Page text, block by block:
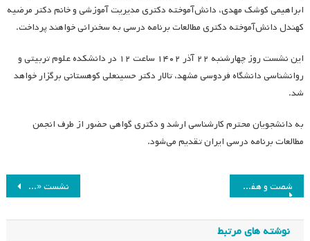
ابراهیمی کوشک مهدی، دانش‌آموخته دکتری مدیریت آموزشی و خانم دکتر مرضیه
کهندل دانش‌آموخته دکتری مطالعات برنامه درسی به سخنرانی خواهند پرداخت.
این نشست روز چهارشنبه ۲۲ آذر ۱۴۰۲ ساعت ۱۲ در دانشکده علوم تربیتی و
روانشناسی دانشگاه فردوسی مشهد، تالار دکتر حسینعلی کوهستانی برگزار خواهد
شد.
به دانشجویان محترم کارشناسی ارشد و دکتری گواهی حضور از طرف انجمن
مطالعات برنامه درسی ایران تقدیم می‌شود.
راهبری
نوشته
نشست «جنسیت و جنسیت‌زدگی در برنامه درسی» شصت و هفتمین جلسه هیئت مدیره انجمن مطالعات برنامه درسی ایران
نوشته های مرتبط